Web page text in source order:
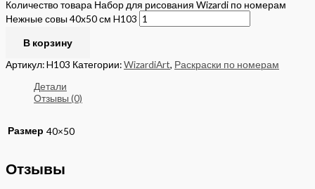
Количество товара Набор для рисования Wizardi по номерам
Нежные совы 40x50 см H103
В корзину
Артикул:H103 Категории:WizardiArt, Раскраски по номерам
Детали
Отзывы (0)
Размер 40×50
Отзывы